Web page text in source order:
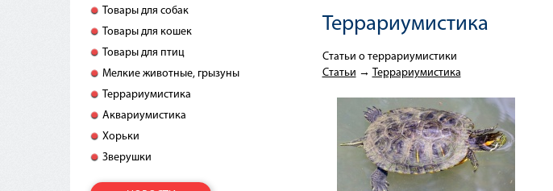
Террариумистика
Статьи о террариумистики
Статьи → Террариумистика
Товары для собак
Товары для кошек
Товары для птиц
Мелкие животные, грызуны
Террариумистика
Аквариумистика
Хорьки
Зверушки